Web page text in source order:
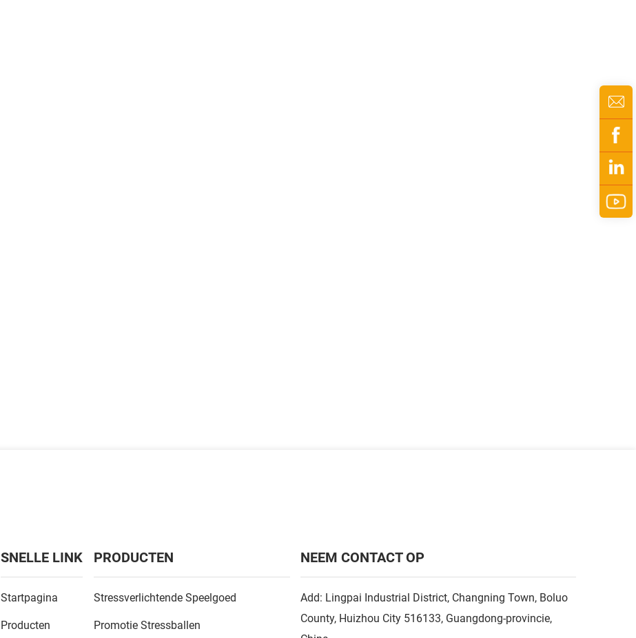
SNELLE LINK
Startpagina
Producten
PRODUCTEN
Stressverlichtende Speelgoed
Promotie Stressballen
NEEM CONTACT OP
Add: Lingpai Industrial District, Changning Town, Boluo
County, Huizhou City 516133, Guangdong-provincie,